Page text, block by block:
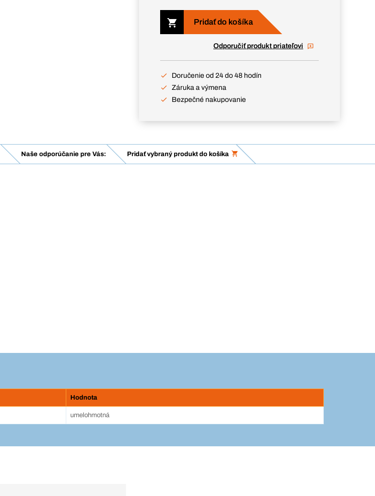
Pridať do košíka
Odporučiť produkt priateľovi
Doručenie od 24 do 48 hodín
Záruka a výmena
Bezpečné nakupovanie
Naše odporúčanie pre Vás: Pridať vybraný produkt do košíka
Hodnota
umelohmotná